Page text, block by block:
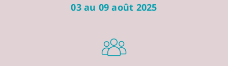
03 au 09 août 2025